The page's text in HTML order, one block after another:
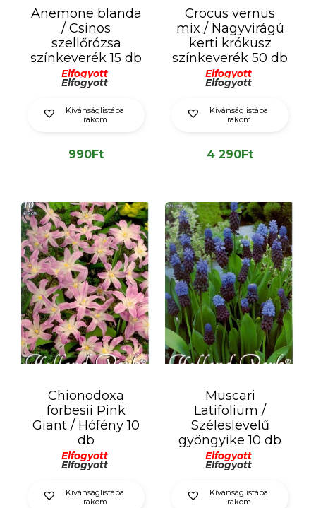
Anemone blanda
/ Csinos
szellőrózsa
színkeverék 15 db
Elfogyott
Elfogyott
Kívánságlistába
rakom
990Ft
Crocus vernus
mix / Nagyvirágú
kerti krókusz
színkeverék 50 db
Elfogyott
Elfogyott
Kívánságlistába
rakom
4 290Ft
Chionodoxa
forbesii Pink
Giant / Hófény 10
db
Elfogyott
Elfogyott
Kívánságlistába
rakom
Muscari
Latifolium /
Széleslevelű
gyöngyike 10 db
Elfogyott
Elfogyott
Kívánságlistába
rakom